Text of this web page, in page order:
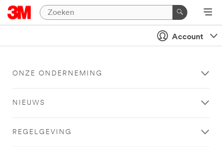
Account
ONZE ONDERNEMING
NIEUWS
REGELGEVING